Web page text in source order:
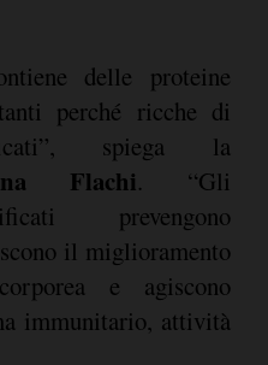
delle proteine
perché ricche di
spiega la
Flachi. “Gli
prevengono
il miglioramento
e agiscono
immunitario, attività